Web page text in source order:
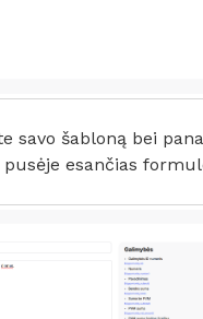
savo šabloną bei
pusėje esančias